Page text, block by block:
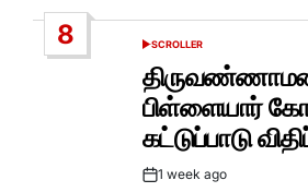
8
POSTED
SCROLLER
பிள்ளையார்
கட்டுப்பாடு
Post1 week ago